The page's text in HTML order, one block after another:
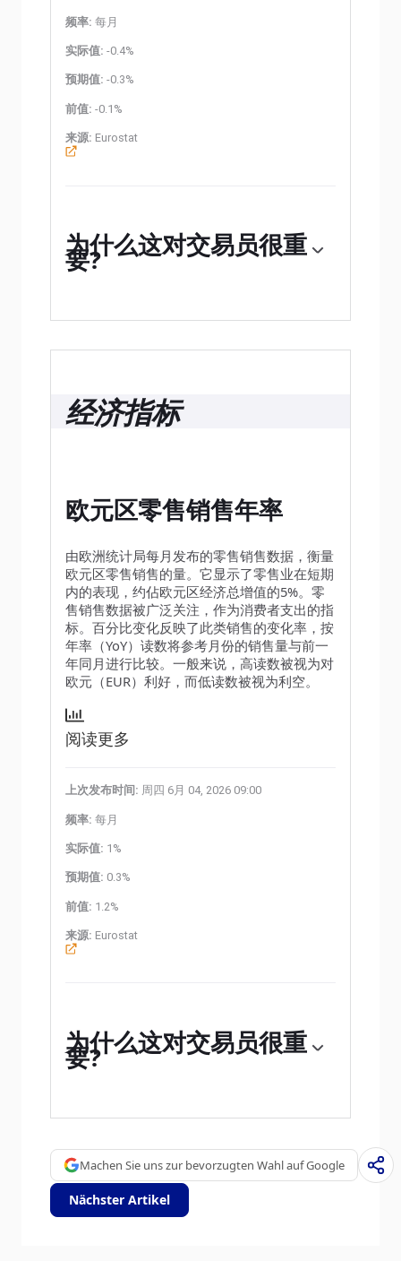
频率: 每月
实际值: -0.4%
预期值: -0.3%
前值: -0.1%
来源: Eurostat
为什么这对交易员很重
要?
经济指标
欧元区零售销售年率
由欧洲统计局每月发布的零售销售数据，衡量
欧元区零售销售的量。它显示了零售业在短期
内的表现，约佔欧元区经济总增值的5%。零
售销售数据被广泛关注，作为消费者支出的指
标。百分比变化反映了此类销售的变化率，按
年率（YoY）读数将参考月份的销售量与前一
年同月进行比较。一般来说，高读数被视为对
欧元（EUR）利好，而低读数被视为利空。
阅读更多
上次发布时间: 周四 6月 04, 2026 09:00
频率: 每月
实际值: 1%
预期值: 0.3%
前值: 1.2%
来源: Eurostat
为什么这对交易员很重
要?
Machen Sie uns zur bevorzugten Wahl auf Google
Nächster Artikel